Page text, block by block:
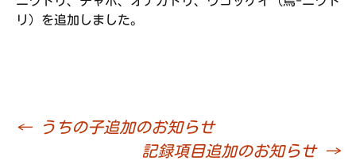
リ）を追加しました。
投
←うちの子追加のお知らせ
記録項目追加のお知らせ →